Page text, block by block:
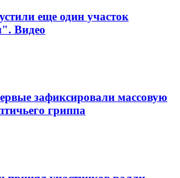
еще один участок
Видео
зафиксировали массовую
гриппа